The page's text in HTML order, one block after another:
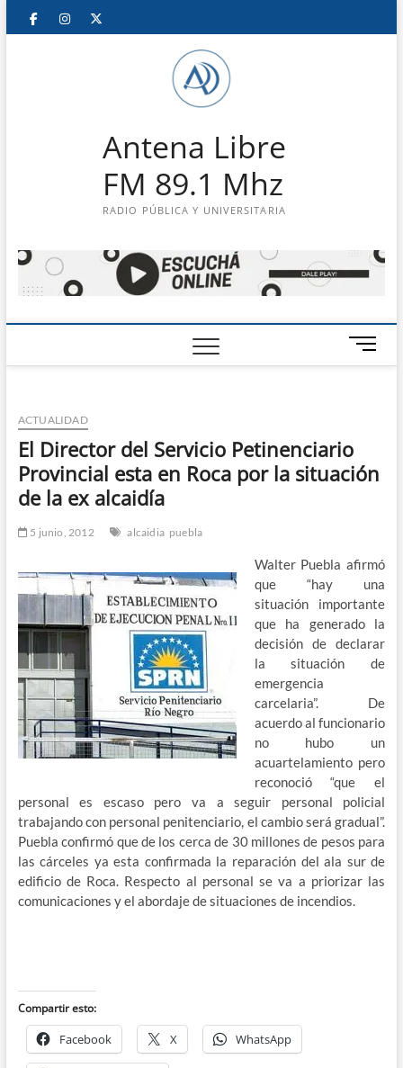
Saltar
FacebookInstagram
Antena Libre
FM 89.1 Mhz
RADIO PÚBLICA Y UNIVERSITARIA
B
o
e
m
ACTUALIDAD
El Director del Servicio Petinenciario
Provincial esta en Roca por la situación
de la ex alcaidía
5 junio, 2012 alcaidia puebla
Walter Puebla afirmó
que “hay una
situación importante
que ha generado la
decisión de declarar
la situación de
emergencia
carcelaria”. De
acuerdo al funcionario
no hubo un
acuartelamiento pero
reconoció “que el
personal es escaso pero va a seguir personal policial
trabajando con personal penitenciario, el cambio será gradual”.
Puebla confirmó que de los cerca de 30 millones de pesos para
las cárceles ya esta confirmada la reparación del ala sur de
edificio de Roca. Respecto al personal se va a priorizar las
comunicaciones y el abordaje de situaciones de incendios.
Compartir esto:
Facebook X WhatsApp